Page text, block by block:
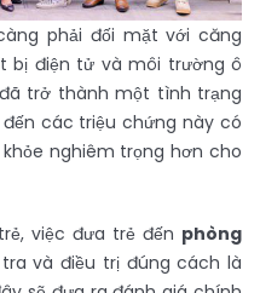
phải đối mặt với căng
bị điện tử và môi trường ô
đã trở thành một tình trạng
các triệu chứng này có
nghiêm trọng hơn cho
việc đưa trẻ đến phòng
và điều trị đúng cách là